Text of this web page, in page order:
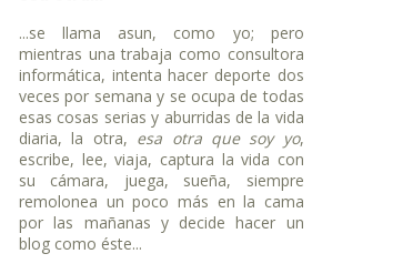
...se llama asun, como yo; pero
mientras una trabaja como consultora
informática, intenta hacer deporte dos
veces por semana y se ocupa de todas
esas cosas serias y aburridas de la vida
diaria, la otra, esa otra que soy yo,
escribe, lee, viaja, captura la vida con
su cámara, juega, sueña, siempre
remolonea un poco más en la cama
por las mañanas y decide hacer un
blog como éste...